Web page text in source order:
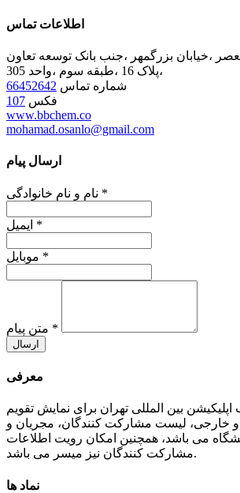
اطلاعات تماس
،خیابان بزرگمهر ،جنب بانک توسعه تعاون
،پلاک 16 ،طبقه سوم ،واحد 305
شماره تماس 66452642
فکس 107
www.bbchem.co
mohamad.osanlo@gmail.com
ارسال پیام
*
*
*
*
ارسال
معرفی
بین المللی تهران برای نمایش تقویم
و خارجی، لیست مشارکت کنندگان، مجریان و
می باشد، همچنین امکان رویت اطلاعات
مشارکت کنندگان نیز میسر می باشد.
نماد ها